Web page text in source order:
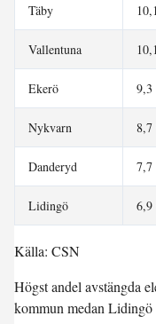
Täby
Vallentuna
Ekerö 9,3
Nykvarn 8,7
Danderyd 7,7
Lidingö 6,9
Källa: CSN
Högst andel avstängda
kommun medan Lidingö